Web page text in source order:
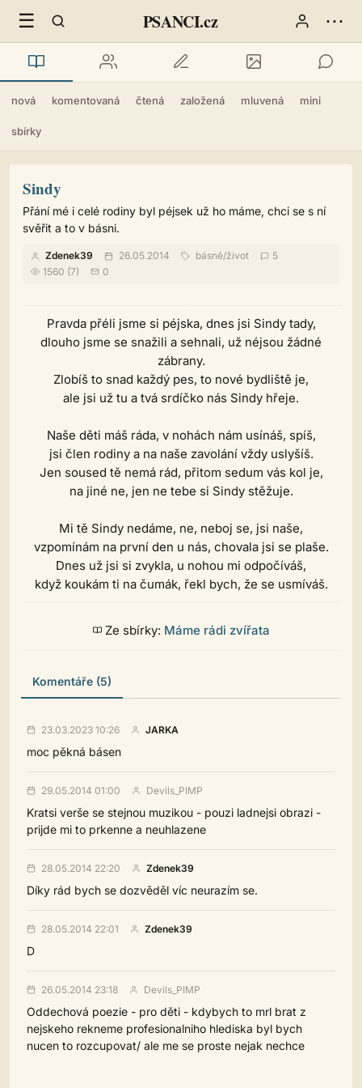
☰ PSANCI.cz ⋯
nová komentovaná čtená založená mluvená mini
sbírky
Sindy
Přání mé i celé rodiny byl péjsek už ho máme, chci se s ní
svěřit a to v básni.
Zdenek39 26.05.2014 básně/život
5
1560 (7)
0
Pravda přéli jsme si péjska, dnes jsi Sindy tady,
dlouho jsme se snažili a sehnali, už néjsou žádné
zábrany.
Zlobíš to snad každý pes, to nové bydliště je,
ale jsi už tu a tvá srdíčko nás Sindy hřeje.
Naše děti máš ráda, v nohách nám usínáš, spíš,
jsi člen rodiny a na naše zavolání vždy uslyšíš.
Jen soused tě nemá rád, přitom sedum vás kol je,
na jiné ne, jen ne tebe si Sindy stěžuje.
Mi tě Sindy nedáme, ne, neboj se, jsi naše,
vzpomínám na první den u nás, chovala jsi se plaše.
Dnes už jsi si zvykla, u nohou mi odpočíváš,
když koukám ti na čumák, řekl bych, že se usmíváš.
Ze sbírky: Máme rádi zvířata
Komentáře (5)
23.03.2023 10:26 JARKA
moc pěkná básen
29.05.2014 01:00 Devils_PIMP
Kratsi verše se stejnou muzikou - pouzi ladnejsi obrazi -
prijde mi to prkenne a neuhlazene
28.05.2014 22:20 Zdenek39
Díky rád bych se dozvěděl víc neurazím se.
28.05.2014 22:01 Zdenek39
D
26.05.2014 23:18 Devils_PIMP
Oddechová poezie - pro děti - kdybych to mrl brat z
nejskeho rekneme profesionalniho hlediska byl bych
nucen to rozcupovat/ ale me se proste nejak nechce